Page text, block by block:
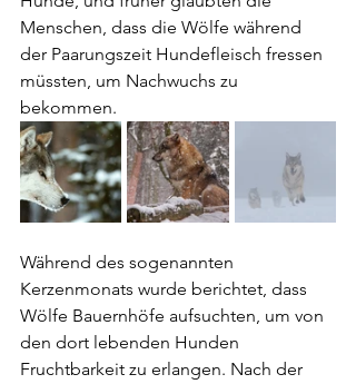
Menschen, dass die Wölfe während
der Paarungszeit Hundefleisch fressen
müssten, um Nachwuchs zu
bekommen.
Während des sogenannten
Kerzenmonats wurde berichtet, dass
Wölfe Bauernhöfe aufsuchten, um von
den dort lebenden Hunden
Fruchtbarkeit zu erlangen. Nach der